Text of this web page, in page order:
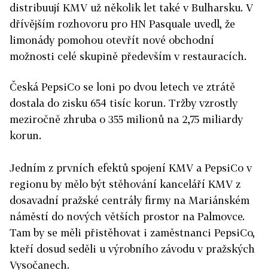
distribuují KMV už několik let také v Bulharsku. V
dřívějším rozhovoru pro HN Pasquale uvedl, že
limonády pomohou otevřít nové obchodní
možnosti celé skupině především v restauracích.
Česká PepsiCo se loni po dvou letech ve ztrátě
dostala do zisku 654 tisíc korun. Tržby vzrostly
meziročně zhruba o 355 milionů na 2,75 miliardy
korun.
Jedním z prvních efektů spojení KMV a PepsiCo v
regionu by mělo být stěhování kanceláří KMV z
dosavadní pražské centrály firmy na Mariánském
náměstí do nových větších prostor na Palmovce.
Tam by se měli přistěhovat i zaměstnanci PepsiCo,
kteří dosud seděli u výrobního závodu v pražských
Vysočanech.